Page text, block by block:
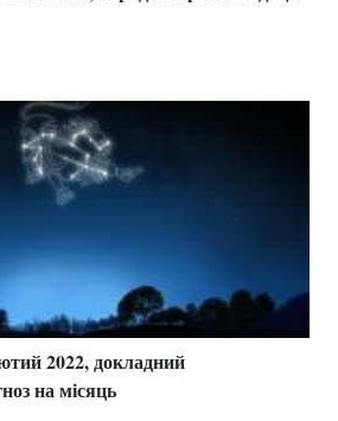
2022, докладний
на місяць